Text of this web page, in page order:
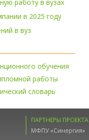
работу в вузах
в 2025 году
в вуз
обучения
работы
словарь
ПАРТНЕРЫ ПРОЕКТА
МФПУ «Синергия»